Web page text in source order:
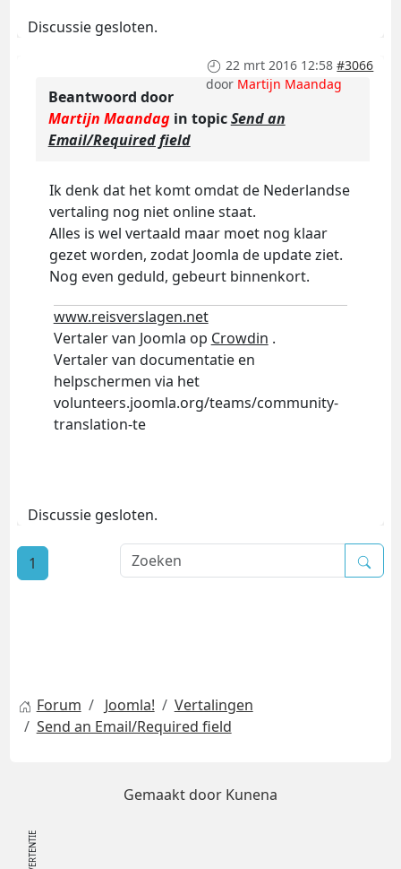
Discussie gesloten.
22 mrt 2016 12:58 #3066
door Martijn Maandag
Beantwoord door
Martijn Maandagin topicSend an
Email/Required field
Ik denk dat het komt omdat de Nederlandse
vertaling nog niet online staat.
Alles is wel vertaald maar moet nog klaar
gezet worden, zodat Joomla de update ziet.
Nog even geduld, gebeurt binnenkort.
www.reisverslagen.net
Vertaler van Joomla op Crowdin .
Vertaler van documentatie en
helpschermen via het
volunteers.joomla.org/teams/community-
translation-te
Discussie gesloten.
1
Forum Joomla!
Vertalingen
Send an Email/Required field
Gemaakt door Kunena